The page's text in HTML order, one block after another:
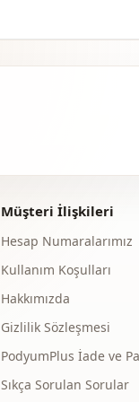
Müşteri İlişkileri
Hesap Numaralarımız
Kullanım Koşulları
Hakkımızda
Gizlilik Sözleşmesi
PodyumPlus İade ve
Sıkça Sorulan Sorular